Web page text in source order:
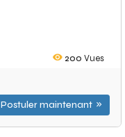
200 Vues
Postuler maintenant